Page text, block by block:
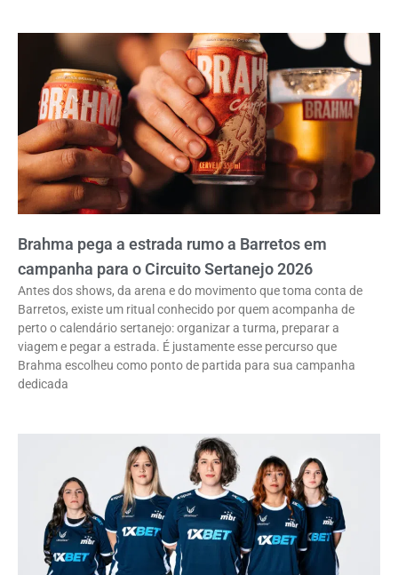
Brahma pega a estrada rumo a Barretos em
campanha para o Circuito Sertanejo 2026
Antes dos shows, da arena e do movimento que toma conta de
Barretos, existe um ritual conhecido por quem acompanha de
perto o calendário sertanejo: organizar a turma, preparar a
viagem e pegar a estrada. É justamente esse percurso que
Brahma escolheu como ponto de partida para sua campanha
dedicada